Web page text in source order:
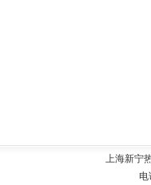
上海新宁